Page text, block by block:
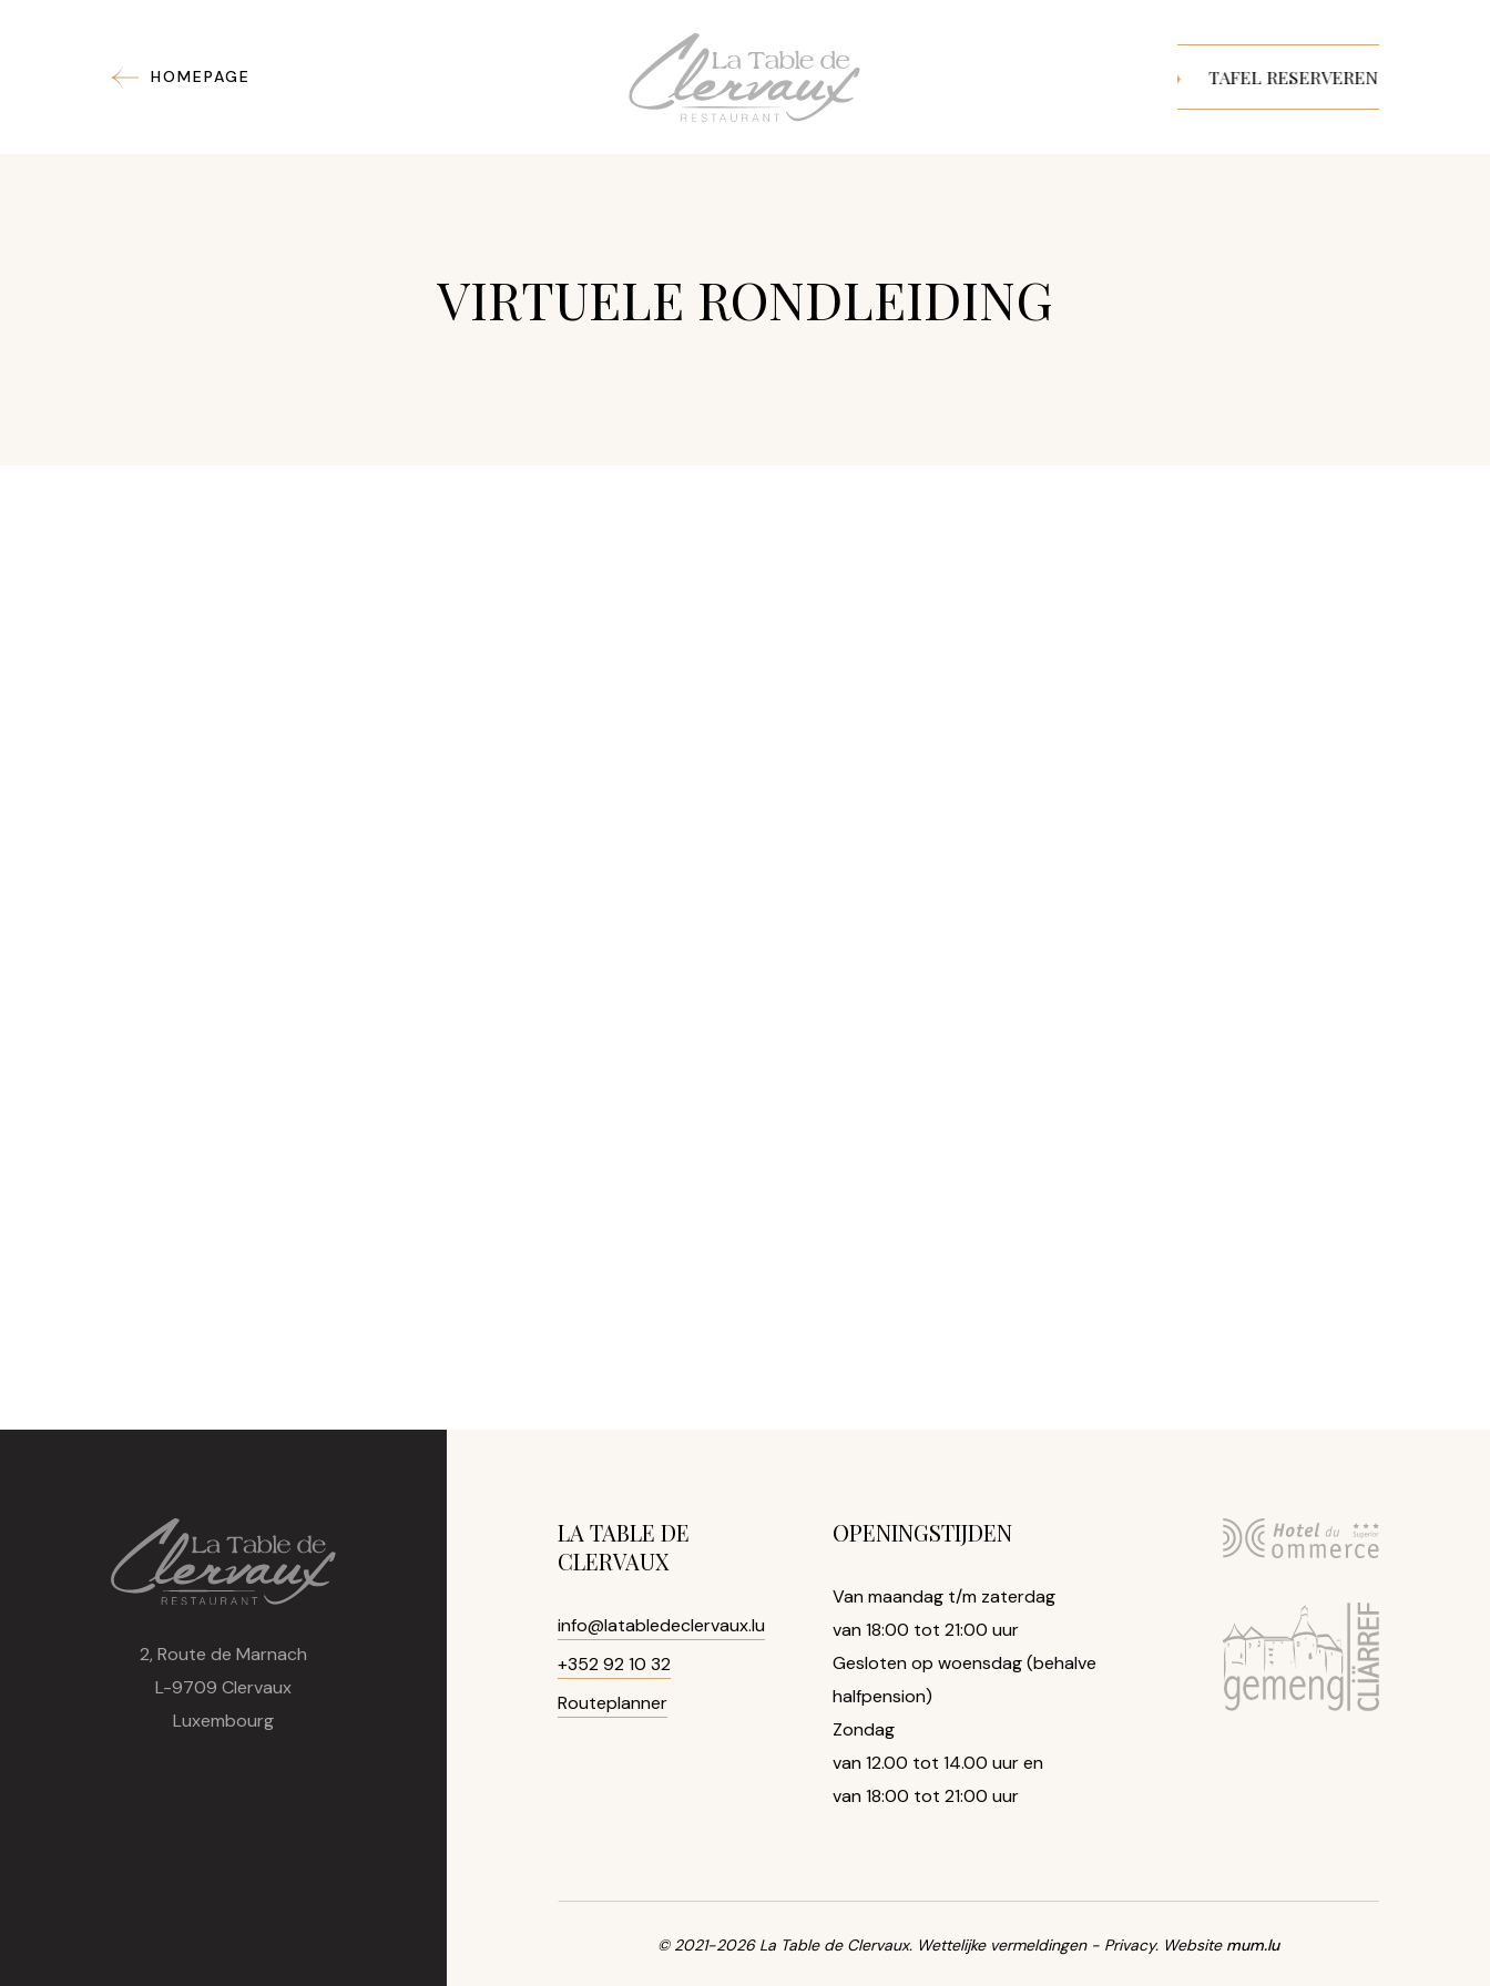
HOMEPAGE TAFEL RESERVEREN
VIRTUELE RONDLEIDING
2, Route de Marnach
L-9709 Clervaux
Luxembourg
LA TABLE DE
CLERVAUX
info@latabledeclervaux.lu
+352 92 10 32
Routeplanner
OPENINGSTIJDEN
Van maandag t/m zaterdag
van 18:00 tot 21:00 uur
Gesloten op woensdag (behalve
halfpension)
Zondag
van 12.00 tot 14.00 uur en
van 18:00 tot 21:00 uur
© 2021-2026 La Table de Clervaux. Wettelijke vermeldingen- Privacy. Website mum.lu